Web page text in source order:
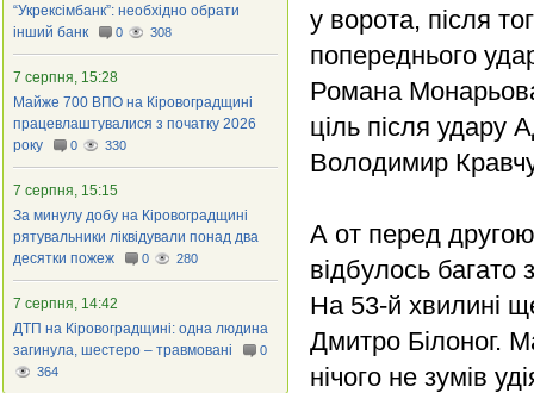
у ворота, після
попереднього
Романа
ціль після удару
Володимир
А от перед
відбулось багато
На 53-й хвилині
Дмитро Білоног.
нічого не зумів
“Укрексімбанк”: необхідно обрати
інший банк
0 308
7 серпня, 15:28
Майже 700 ВПО на Кіровоградщині
працевлаштувалися з початку 2026
року
0 330
7 серпня, 15:15
За минулу добу на Кіровоградщині
рятувальники ліквідували понад два
десятки пожеж
0 280
7 серпня, 14:42
ДТП на Кіровоградщині: одна людина
загинула, шестеро – травмовані
0
364